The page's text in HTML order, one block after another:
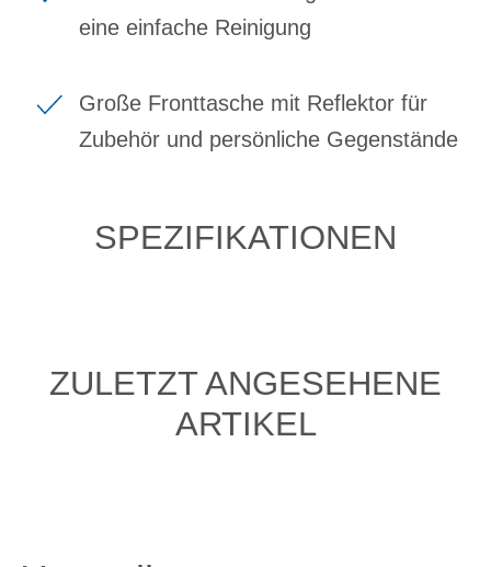
eine einfache Reinigung
Große Fronttasche mit Reflektor für
Zubehör und persönliche Gegenstände
SPEZIFIKATIONEN
ZULETZT ANGESEHENE
ARTIKEL